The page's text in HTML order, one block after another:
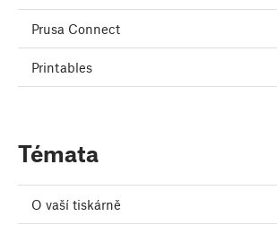
Prusa Connect
Printables
Témata
O vaší tiskárně